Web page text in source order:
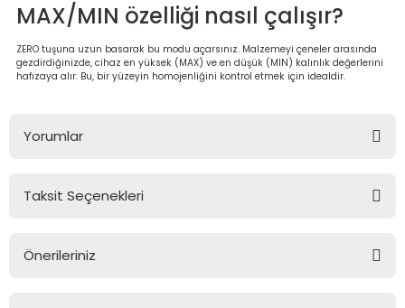
MAX/MIN özelliği nasıl çalışır?
ZERO tuşuna uzun basarak bu modu açarsınız. Malzemeyi çeneler arasında
gezdirdiğinizde, cihaz en yüksek (MAX) ve en düşük (MIN) kalınlık değerlerini
hafızaya alır. Bu, bir yüzeyin homojenliğini kontrol etmek için idealdir.
Yorumlar
Bu ürüne ilk yorumu siz yapın!
Taksit Seçenekleri
Önerileriniz